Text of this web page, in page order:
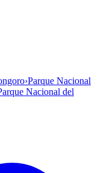
›Parque Nacional
Nacional del